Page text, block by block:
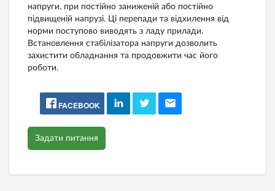
напруги, при постійно заниженій або постійно
підвищеній напрузі. Ці перепади та відхилення від
норми поступово виводять з ладу прилади.
Встановлення стабілізатора напруги дозволить
захистити обладнання та продовжити час його
роботи.
FACEBOOK
Задати питання